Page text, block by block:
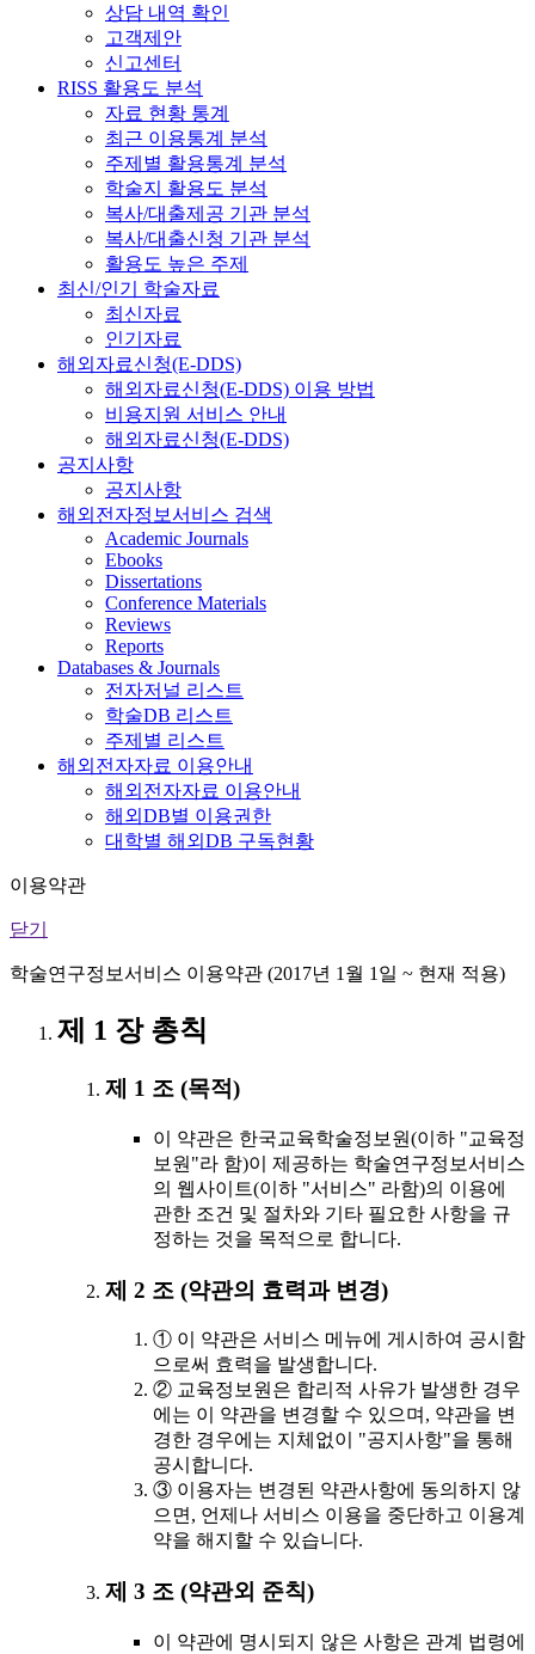
상담 내역 확인
고객제안
신고센터
RISS 활용도 분석
자료 현황 통계
최근 이용통계 분석
주제별 활용통계 분석
학술지 활용도 분석
복사/대출제공 기관 분석
복사/대출신청 기관 분석
활용도 높은 주제
최신/인기 학술자료
최신자료
인기자료
해외자료신청(E-DDS)
해외자료신청(E-DDS) 이용 방법
비용지원 서비스 안내
해외자료신청(E-DDS)
공지사항
공지사항
해외전자정보서비스 검색
Academic Journals
Ebooks
Dissertations
Conference Materials
Reviews
Reports
Databases & Journals
전자저널 리스트
학술DB 리스트
주제별 리스트
해외전자자료 이용안내
해외전자자료 이용안내
해외DB별 이용권한
대학별 해외DB 구독현황
이용약관
닫기
학술연구정보서비스 이용약관 (2017년 1월 1일 ~ 현재 적용)
제 1 장 총칙
제 1 조 (목적)
이 약관은 한국교육학술정보원(이하 "교육정
보원"라 함)이 제공하는 학술연구정보서비스
의 웹사이트(이하 "서비스" 라함)의 이용에
관한 조건 및 절차와 기타 필요한 사항을 규
정하는 것을 목적으로 합니다.
제 2 조 (약관의 효력과 변경)
① 이 약관은 서비스 메뉴에 게시하여 공시함
으로써 효력을 발생합니다.
② 교육정보원은 합리적 사유가 발생한 경우
에는 이 약관을 변경할 수 있으며, 약관을 변
경한 경우에는 지체없이 "공지사항"을 통해
공시합니다.
③ 이용자는 변경된 약관사항에 동의하지 않
으면, 언제나 서비스 이용을 중단하고 이용계
약을 해지할 수 있습니다.
제 3 조 (약관외 준칙)
이 약관에 명시되지 않은 사항은 관계 법령에